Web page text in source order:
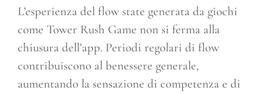
L’esperienza del flow state generata da giochi
come Tower Rush Game non si ferma alla
chiusura dell’app. Periodi regolari di flow
contribuiscono al benessere generale,
aumentando la sensazione di competenza e di